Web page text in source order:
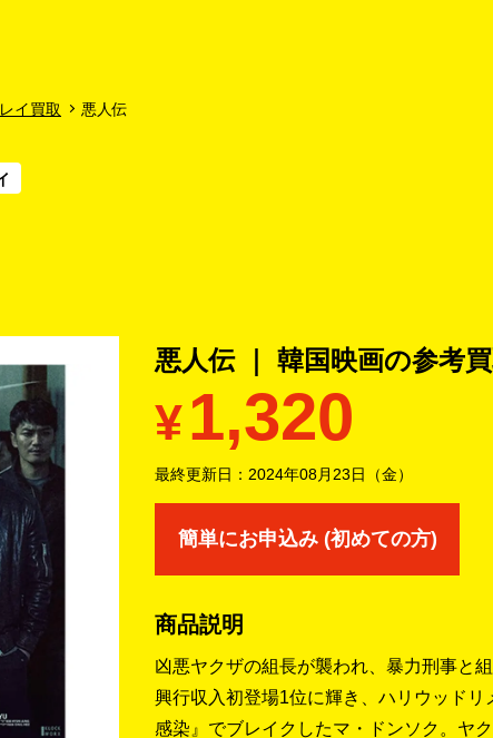
イ買取 悪人伝
悪人伝 ｜ 韓国映画の参考
¥1,320
最終更新日： 2024年08月23日（金）
簡単にお申込み (初めての方)
商品説明
凶悪ヤクザの組長が襲われ、暴力刑事と
興行収入初登場1位に輝き、ハリウッド
感染』でブレイクしたマ・ドンソク。ヤ